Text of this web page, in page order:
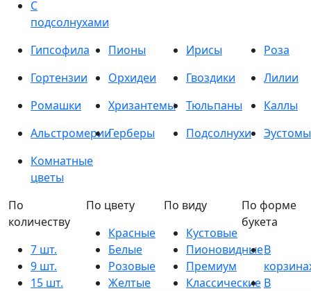
С
подсолнухами
Гипсофила
Пионы Ирисы
Роза
Гортензии
Орхидеи Гвоздики
Лилии
Ромашки
Хризантемы Тюльпаны
Каллы
АльстромерииГерберы Подсолнухи
Эустомы
Комнатные
цветы
По
количеству
7 шт.
9 шт.
15 шт.
По цвету
Красные
Белые
Розовые
Желтые
По виду
Кустовые
Пионовидные
Премиум
Классические
По форме
букета
В
В